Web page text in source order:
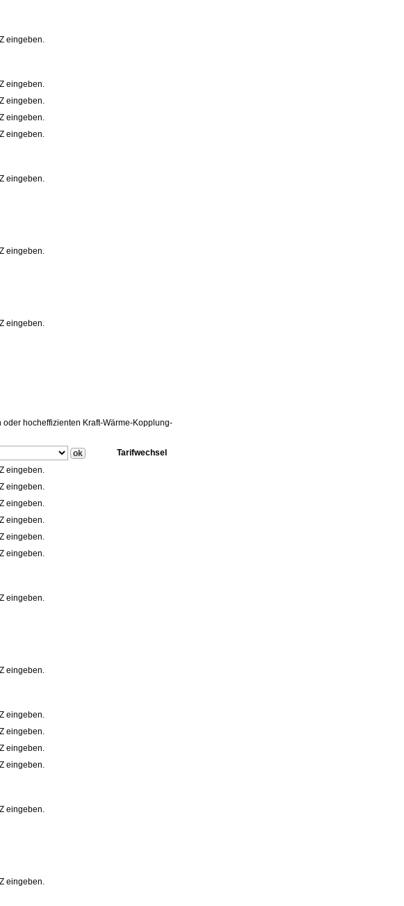
eingeben.
eingeben.
eingeben.
eingeben.
eingeben.
eingeben.
eingeben.
eingeben.
hocheffizienten Kraft-Wärme-Kopplung-
Tarifwechsel
eingeben.
eingeben.
eingeben.
eingeben.
eingeben.
eingeben.
eingeben.
eingeben.
eingeben.
eingeben.
eingeben.
eingeben.
eingeben.
eingeben.